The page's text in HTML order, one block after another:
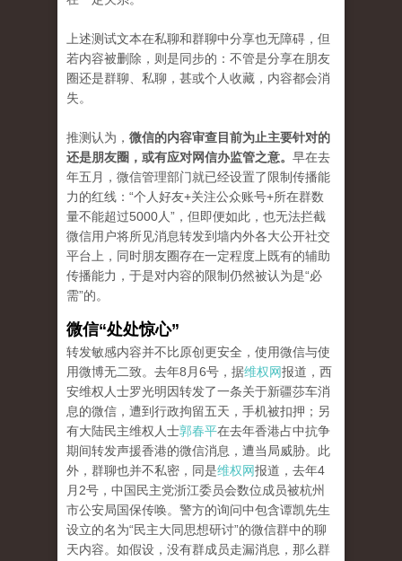
上述测试文本在私聊和群聊中分享也无障碍，但
若内容被删除，则是同步的：不管是分享在朋友
圈还是群聊、私聊，甚或个人收藏，内容都会消
失。
推测认为， 微信的内容审查目前为止主要针对的
还是朋友圈，或有应对网信办监管之意。 早在去
年五月，微信管理部门就已经设置了限制传播能
力的红线：“个人好友+关注公众账号+所在群数
量不能超过5000人”，但即便如此，也无法拦截
微信用户将所见消息转发到墙内外各大公开社交
平台上，同时朋友圈存在一定程度上既有的辅助
传播能力，于是对内容的限制仍然被认为是“必
需”的。
微信“处处惊心”
转发敏感内容并不比原创更安全，使用微信与使
用微博无二致。去年8月6号，据维权网报道，西
安维权人士罗光明因转发了一条关于新疆莎车消
息的微信，遭到行政拘留五天，手机被扣押；另
有大陆民主维权人士郭春平在去年香港占中抗争
期间转发声援香港的微信消息，遭当局威胁。此
外，群聊也并不私密，同是维权网报道，去年4
月2号，中国民主党浙江委员会数位成员被杭州
市公安局国保传唤。警方的询问中包含谭凯先生
设立的名为“民主大同思想研讨”的微信群中的聊
天内容。如假设，没有群成员走漏消息，那么群